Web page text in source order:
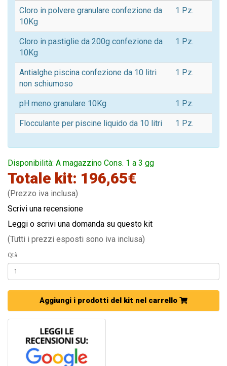
Cloro in polvere granulare confezione da
10Kg
1 Pz.
Cloro in pastiglie da 200g confezione da
10Kg
1 Pz.
Antialghe piscina confezione da 10 litri
non schiumoso
1 Pz.
pH meno granulare 10Kg 1 Pz.
Flocculante per piscine liquido da 10 litri 1 Pz.
Disponibilità: A magazzino Cons. 1 a 3 gg
Totale kit: 196,65€
(Prezzo iva inclusa)
Scrivi una recensione
Leggi o scrivi una domanda su questo kit
(Tutti i prezzi esposti sono iva inclusa)
Qtà
Aggiungi i prodotti del kit nel carrello